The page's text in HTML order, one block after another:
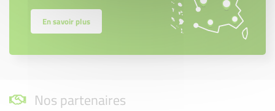
En savoir plus
Nos partenaires